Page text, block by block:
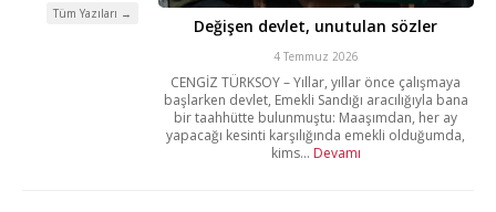
Tüm Yazıları →
Değişen devlet, unutulan sözler
4 Temmuz 2026
CENGİZ TÜRKSOY – Yıllar, yıllar önce çalışmaya
başlarken devlet, Emekli Sandığı aracılığıyla bana
bir taahhütte bulunmuştu: Maaşımdan, her ay
yapacağı kesinti karşılığında emekli olduğumda,
kims... Devamı